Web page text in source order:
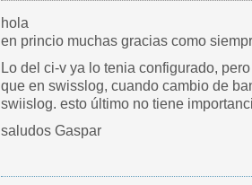
hola
en princio muchas gracias como
Lo del ci-v ya lo tenia configurado,
que en swisslog, cuando cambio de
swiislog. esto último no tiene
saludos Gaspar